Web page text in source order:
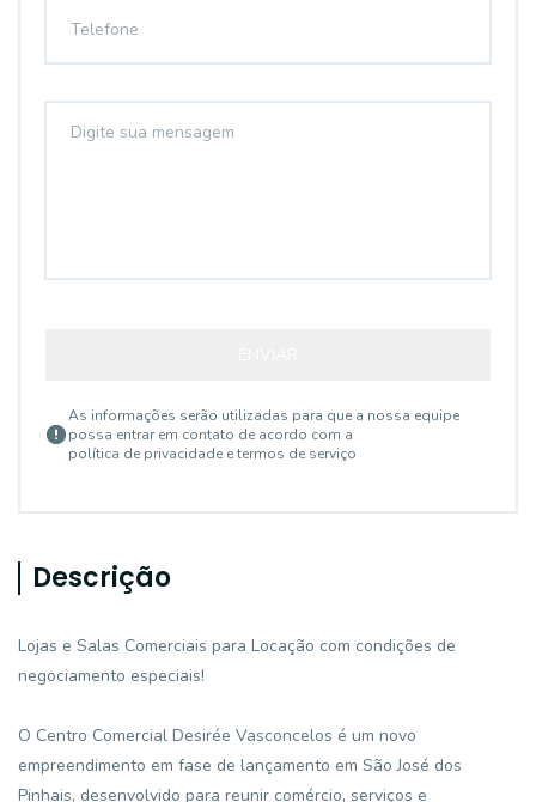
As informações serão utilizadas para que a nossa equipe
possa entrar em contato de acordo com a
política de privacidade e termos de serviço
Descrição
Lojas e Salas Comerciais para Locação com condições de
negociamento especiais!
O Centro Comercial Desirée Vasconcelos é um novo
empreendimento em fase de lançamento em São José dos
Pinhais, desenvolvido para reunir comércio, serviços e